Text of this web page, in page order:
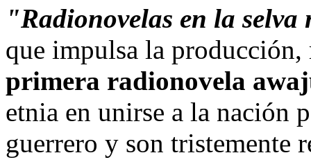
"Radionovelas en la
que impulsa la
primera radionovela
etnia en unirse a la nación
guerrero y son tristemente